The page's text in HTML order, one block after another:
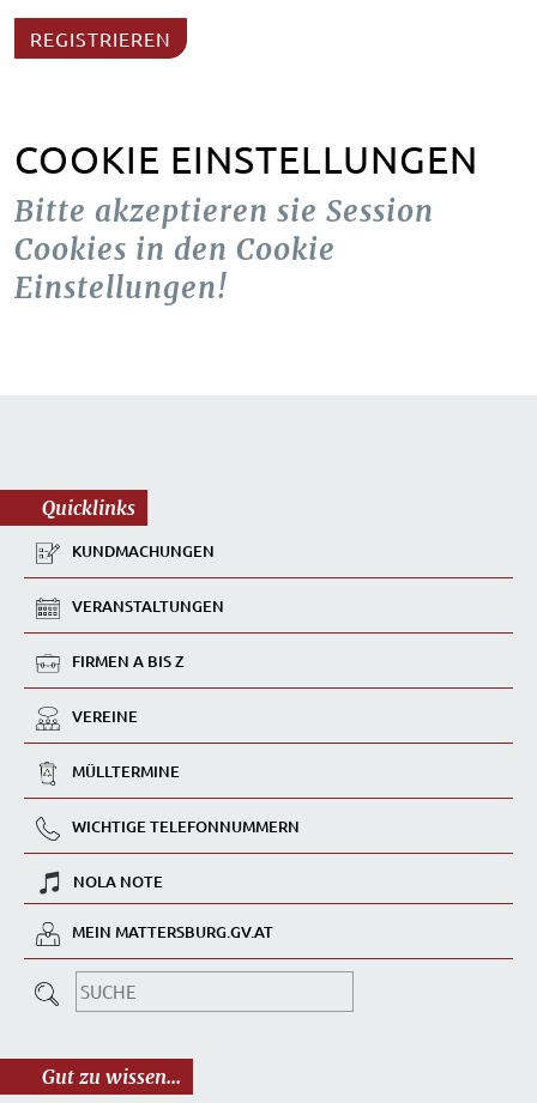
REGISTRIEREN
COOKIE EINSTELLUNGEN
Bitte akzeptieren sie Session
Cookies in den Cookie
Einstellungen!
Quicklinks
KUNDMACHUNGEN
VERANSTALTUNGEN
FIRMEN A BIS Z
VEREINE
MÜLLTERMINE
WICHTIGE TELEFONNUMMERN
NOLA NOTE
MEIN MATTERSBURG.GV.AT
Gut zu wissen...